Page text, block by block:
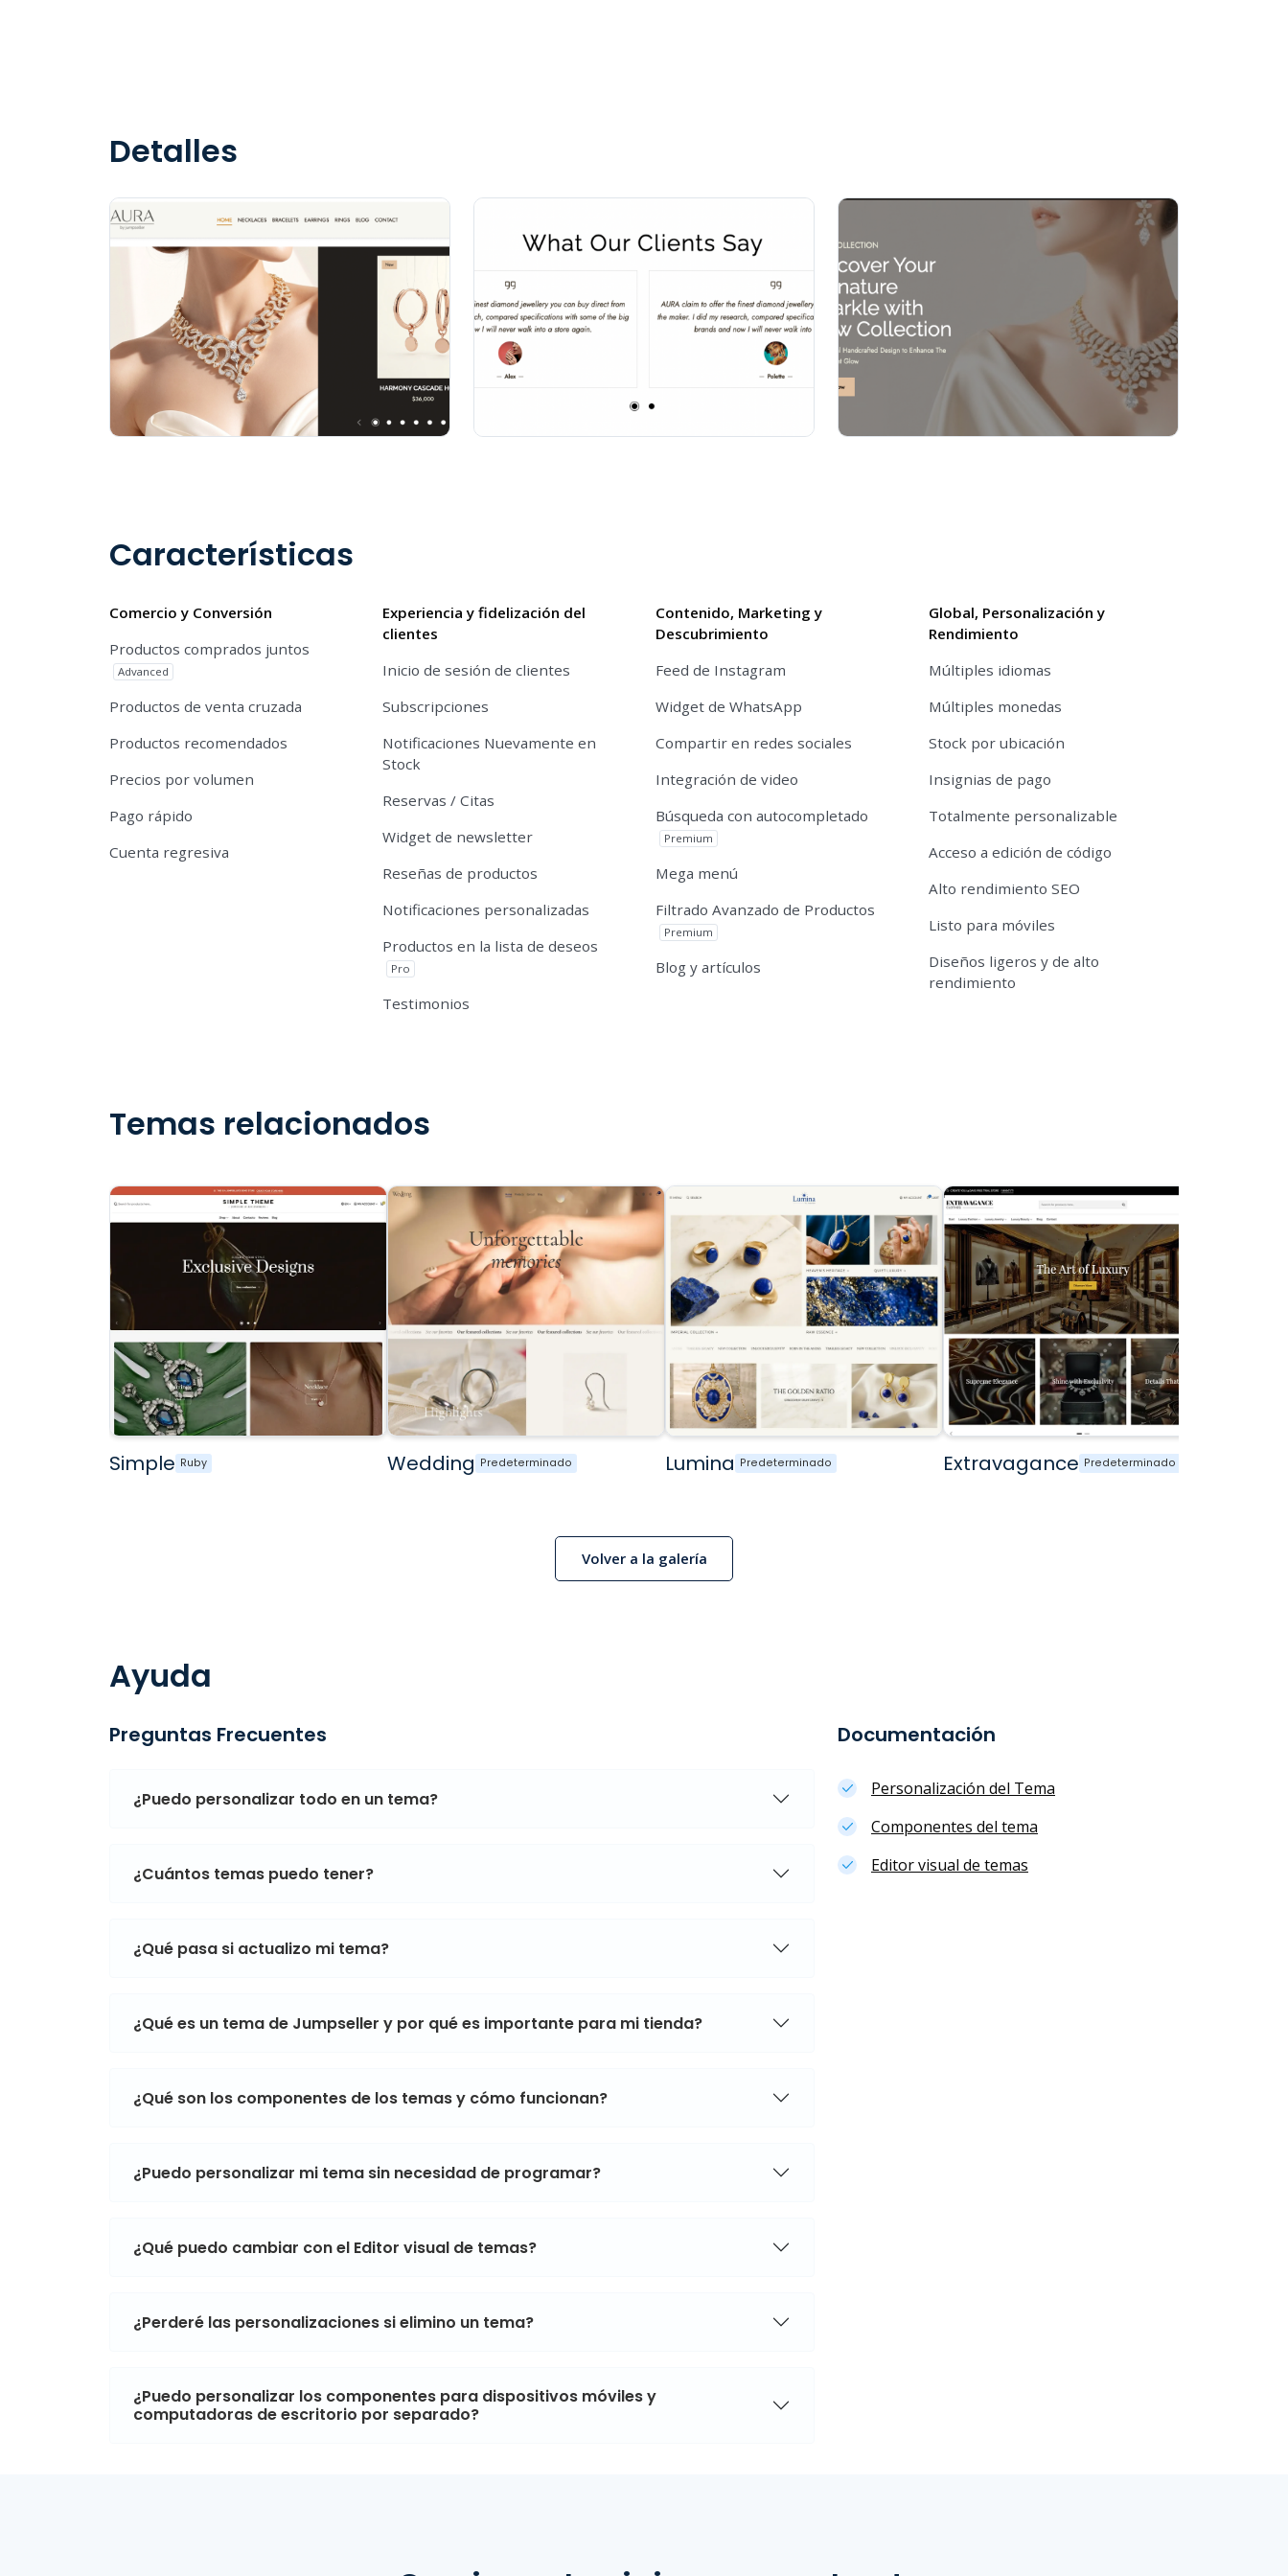
Detalles
Características
Comercio y Conversión
Productos comprados juntos
Advanced
Productos de venta cruzada
Productos recomendados
Precios por volumen
Pago rápido
Cuenta regresiva
Experiencia y fidelización del
clientes
Inicio de sesión de clientes
Subscripciones
Notificaciones Nuevamente en
Stock
Reservas / Citas
Widget de newsletter
Reseñas de productos
Notificaciones personalizadas
Productos en la lista de deseos
Pro
Testimonios
Contenido, Marketing y
Descubrimiento
Feed de Instagram
Widget de WhatsApp
Compartir en redes sociales
Integración de video
Búsqueda con autocompletado
Premium
Mega menú
Filtrado Avanzado de Productos
Premium
Blog y artículos
Global, Personalización y
Rendimiento
Múltiples idiomas
Múltiples monedas
Stock por ubicación
Insignias de pago
Totalmente personalizable
Acceso a edición de código
Alto rendimiento SEO
Listo para móviles
Diseños ligeros y de alto
rendimiento
Temas relacionados
Simple Ruby Wedding Predeterminado Lumina Predeterminado Extravagance Predeterminado
Volver a la galería
Ayuda
Preguntas Frecuentes
¿Puedo personalizar todo en un tema?
¿Cuántos temas puedo tener?
¿Qué pasa si actualizo mi tema?
¿Qué es un tema de Jumpseller y por qué es importante para mi tienda?
¿Qué son los componentes de los temas y cómo funcionan?
¿Puedo personalizar mi tema sin necesidad de programar?
¿Qué puedo cambiar con el Editor visual de temas?
¿Perderé las personalizaciones si elimino un tema?
¿Puedo personalizar los componentes para dispositivos móviles y
computadoras de escritorio por separado?
Documentación
Personalización del Tema
Componentes del tema
Editor visual de temas